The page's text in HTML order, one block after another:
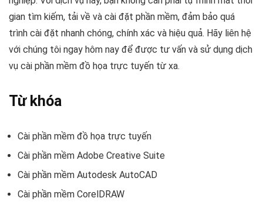
gian tìm kiếm, tải về và cài đặt phần mềm, đảm bảo quá
trình cài đặt nhanh chóng, chính xác và hiệu quả. Hãy liên hệ
với chúng tôi ngay hôm nay để được tư vấn và sử dụng dịch
vụ cài phần mềm đồ họa trực tuyến từ xa.
Từ khóa
Cài phần mềm đồ họa trực tuyến
Cài phần mềm Adobe Creative Suite
Cài phần mềm Autodesk AutoCAD
Cài phần mềm CorelDRAW